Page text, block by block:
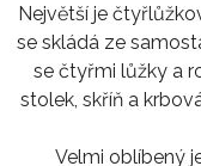
Největší je
se skládá ze
se čtyřmi lůžky a
stolek, skříň a
Velmi oblíbený